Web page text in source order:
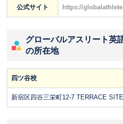
公式サイト https://
グローバルアスリート英
の所在地
四ツ谷校
新宿区四谷三栄町12-7 TERRACE